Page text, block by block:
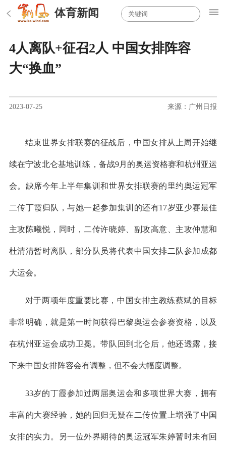
体育新闻
4人离队+征召2人 中国女排阵容
大“换血”
2023-07-25 来源：广州日报
结束世界女排联赛的征战后，中国女排从上周开始继
续在宁波北仑基地训练，备战9月的奥运资格赛和杭州亚运
会。缺席今年上半年集训和世界女排联赛的里约奥运冠军
二传丁霞归队，与她一起参加集训的还有17岁亚少赛最佳
主攻陈曦悦，同时，二传许晓婷、副攻高意、主攻仲慧和
杜清清暂时离队，部分队员将代表中国女排二队参加成都
大运会。
对于两项年度重要比赛，中国女排主教练蔡斌的目标
非常明确，就是第一时间获得巴黎奥运会参赛资格，以及
在杭州亚运会成功卫冕。带队回到北仑后，他还透露，接
下来中国女排阵容会有调整，但不会大幅度调整。
33岁的丁霞参加过两届奥运会和多项世界大赛，拥有
丰富的大赛经验，她的回归无疑在二传位置上增强了中国
女排的实力。另一位外界期待的奥运冠军朱婷暂时未有回